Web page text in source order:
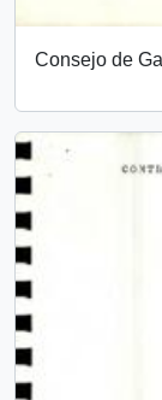
Consejo de